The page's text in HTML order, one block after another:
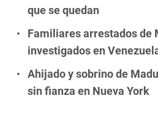
que se quedan
Familiares arrestados de
investigados en
Ahijado y sobrino de
sin fianza en Nueva York